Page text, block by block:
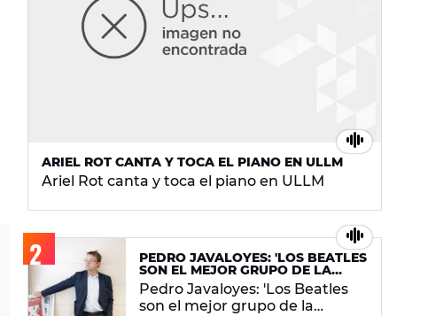
ARIEL ROT CANTA Y TOCA EL PIANO EN ULLM
Ariel Rot canta y toca el piano en ULLM
PEDRO JAVALOYES: 'LOS BEATLES
SON EL MEJOR GRUPO DE LA
HISTORIA'
Pedro Javaloyes: 'Los Beatles
son el mejor grupo de la